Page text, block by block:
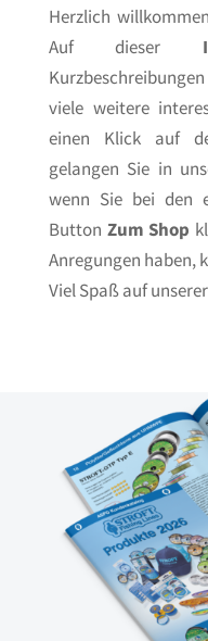
Herzlich
Auf dieser
viele weitere
einen Klick auf
gelangen Sie in
wenn Sie bei den
Button Zum Shop
Anregungen haben,
Viel Spaß auf